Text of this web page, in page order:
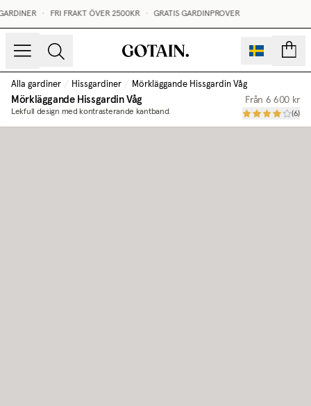
FRI FRAKT ÖVER 2500KR GRATIS GARDINPROVER
Alla gardiner / Hissgardiner / Mörkläggande Hissgardin Våg
Mörkläggande Hissgardin Våg
Lekfull design med kontrasterande kantband.
Från 6 600 kr
(6)